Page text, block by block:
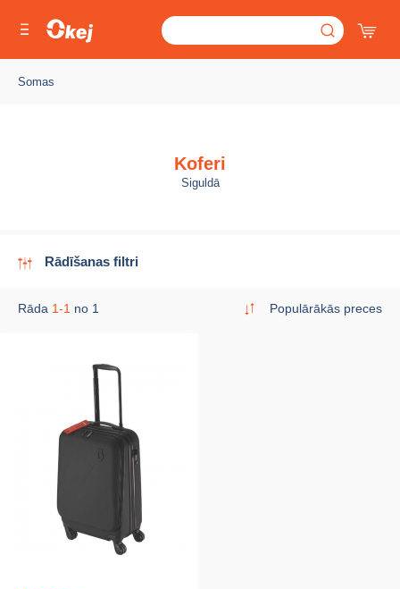
Somas
Koferi
Siguldā
Rādīšanas filtri
Rāda 1-1 no 1 Populārākās preces